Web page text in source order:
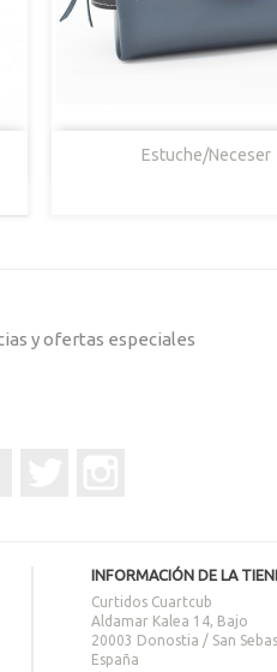
Estuche/Neceser
Vista Rápida
y ofertas especiales
INFORMACIÓN DE LA
Curtidos Cuartcub
Aldamar Kalea 14, Bajo
20003 Donostia / San
España